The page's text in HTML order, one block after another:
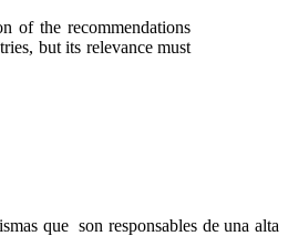
of the recommendations
but its relevance must
que son responsables de una alta